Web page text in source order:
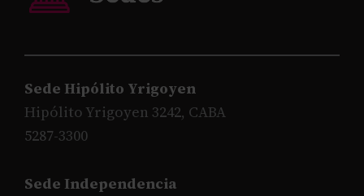
Sede Hipólito Yrigoyen
Hipólito Yrigoyen 3242, CABA
5287-3300
Sede Independencia